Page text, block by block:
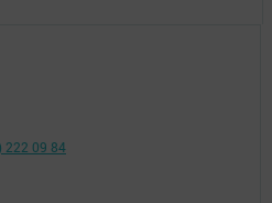
222 09 84